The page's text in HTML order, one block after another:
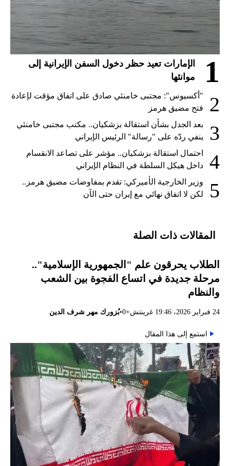
1
الإمارات تعيد حظر دخول السفن الإيرانية إلى
موانئها
2
"أكسيوس": مجتبى خامنئي صادق على اتفاق مؤقت لإعادة
فتح مضيق هرمز
3
بعد الجدل بشأن استقالة بزشكيان.. مكتب مجتبى خامنئي
ينفي ردّه على "رسالة" الرئيس الإيراني
4
احتمال استقالة بزشكيان.. مؤشر على تصاعد الانقسام
داخل هيكل السلطة في النظام الإيراني
5
وزير الخارجية الأميركي: تقدم بمفاوضات مضيق هرمز..
لكن لا اتفاق نهائي مع إيران حتى الآن
المقالات ذات الصلة
الطلاب يحرقون علم "الجمهورية الإسلامية"..
مرحلة جديدة في اتساع الفجوة بين الشعب
والنظام
24 فبراير 2026، 19:46 غرينتش+0 •بُزورك مهر شرف الدين
استمع إلى هذا المقال